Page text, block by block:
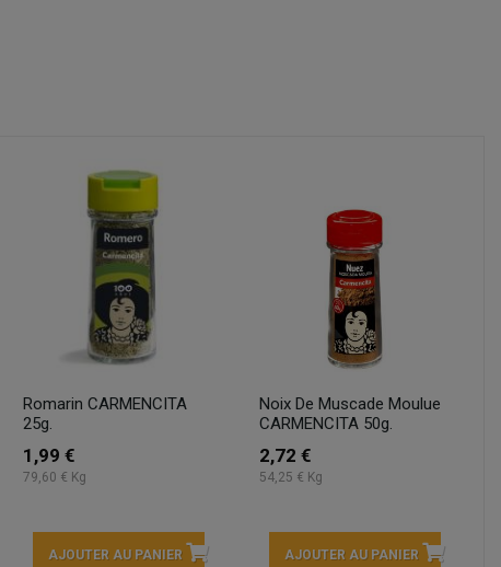
Romarin CARMENCITA
25g.
1,99 €
79,60 € Kg
AJOUTER AU PANIER
Noix De Muscade Moulue
CARMENCITA 50g.
2,72 €
54,25 € Kg
AJOUTER AU PANIER